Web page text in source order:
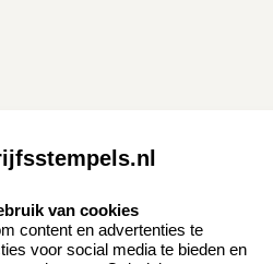
Contact opnemen
Veel gestelde vragen
Retourneren
van cookies
content en advertenties te
voor social media te bieden en